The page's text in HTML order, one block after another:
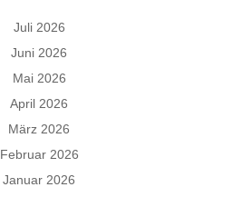
Juli 2026
Juni 2026
Mai 2026
April 2026
März 2026
Februar 2026
Januar 2026